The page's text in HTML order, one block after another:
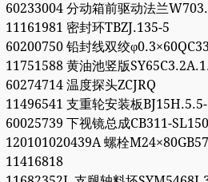
60233004 分动箱前驱动法兰
11161981 密封环TBZJ.135-5
60200750 铅封线双绞
11751588 黄油池竖版
60274714 温度探头ZCJRQ
11496541 支重轮安装板
60025739 下视镜总成CB311-
120101020439A 螺栓
11416818